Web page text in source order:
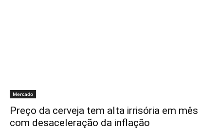
Mercado
Preço da cerveja tem alta irrisória em mês
com desaceleração da inflação